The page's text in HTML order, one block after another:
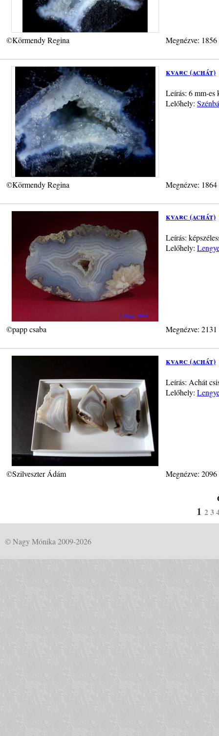
©Körmendy Regina Megnézve:
kvarc (achát)
Leírás: 6 mm-es
Lelőhely:
©Körmendy Regina Megnézve:
kvarc (achát)
Leírás:
Lelőhely:
©papp csaba Megnézve:
kvarc (achát)
Leírás: Achát
Lelőhely:
©Szilveszter Ádám Megnézve:
1 23
© Nagy Mónika 2009-2026